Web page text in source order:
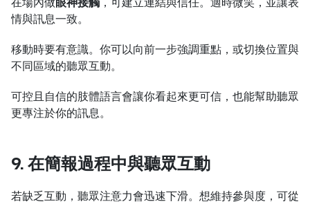
情與訊息一致。
移動時要有意識。你可以向前一步強調重點，或切換位置與
不同區域的聽眾互動。
可控且自信的肢體語言會讓你看起來更可信，也能幫助聽眾
更專注於你的訊息。
9. 在簡報過程中與聽眾互動
若缺乏互動，聽眾注意力會迅速下滑。想維持參與度，可從